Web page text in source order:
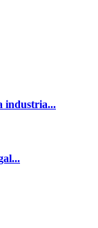
industria...